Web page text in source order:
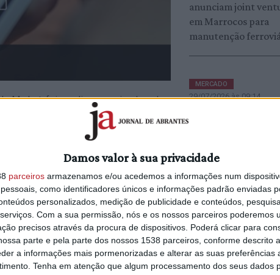
Damos valor à sua privacidade
parceiros armazenamos e/ou acedemos a informações num
como identificadores únicos e informações padrão enviadas
personalizados, medição de publicidade e conteúdos,
Com a sua permissão, nós e os nossos parceiros poderemos
precisos através da procura de dispositivos. Poderá clicar para
parte e pela parte dos nossos 1538 parceiros, conforme descrito
a informações mais pormenorizadas e alterar as suas preferências
Tenha em atenção que algum processamento dos seus dados
Market, feira online organizada pela
Santarém com o objetivo de
Com um total de 2887 artigos
3781 visitas e proporcionou
empresas, produtos e serviços da
no portal de negócios Compro no
online, Ribatejo Trade Market, com
artigos em exposição de
de dezembro, onde as empresas
anunciam joint
em Marrocos para
manutenção
MERCADO
29/07/2026 às 09:14
milhões de euros
TURISMO
27/07/2026 às 09:13
Vila de Rei lança
territorial «Sentir
Alma» para afirmar
identidade e